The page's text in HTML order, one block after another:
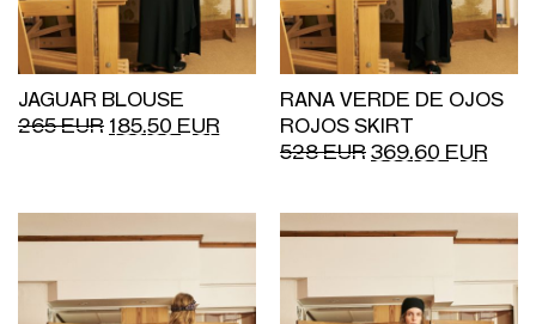
JAGUAR BLOUSE
265EUR 185.50 EUR
RANA VERDE DE OJOS
ROJOS SKIRT
528EUR369.60 EUR